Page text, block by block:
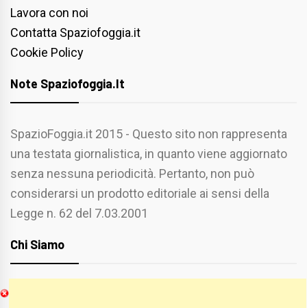
Lavora con noi
Contatta Spaziofoggia.it
Cookie Policy
Note Spaziofoggia.it
SpazioFoggia.it 2015 - Questo sito non rappresenta
una testata giornalistica, in quanto viene aggiornato
senza nessuna periodicità. Pertanto, non può
considerarsi un prodotto editoriale ai sensi della
Legge n. 62 del 7.03.2001
Chi Siamo